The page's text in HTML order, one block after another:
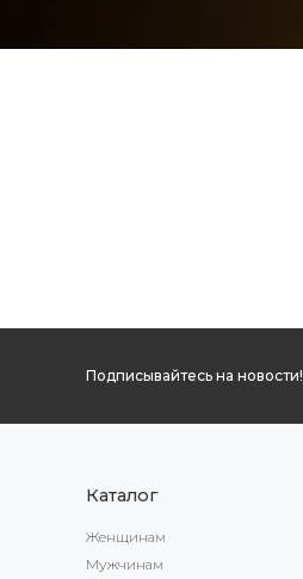
Подписывайтесь на новости!
Каталог
Женщинам
Мужчинам